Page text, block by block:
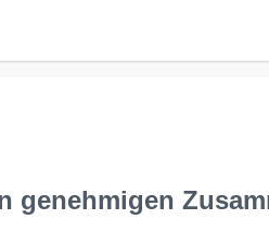
genehmigen